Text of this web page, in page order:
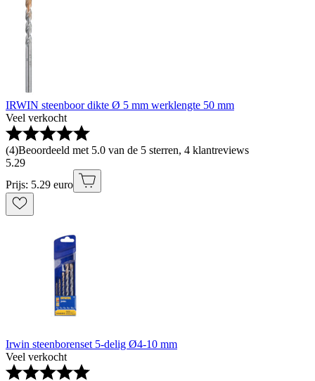
IRWIN steenboor dikte Ø 5 mm werklengte 50 mm
Veel verkocht
(4)Beoordeeld met 5.0 van de 5 sterren, 4 klantreviews
5.29
Prijs: 5.29 euro
Irwin steenborenset 5-delig Ø4-10 mm
Veel verkocht